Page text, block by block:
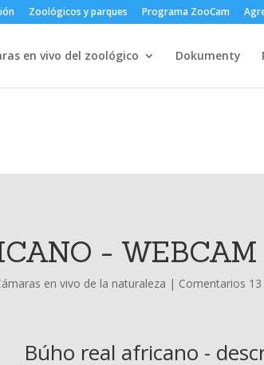
Zoológicos y parques Programa ZooCam
en vivo del zoológico Dokumenty
- WEBCAM
en vivo de la naturaleza | Comentarios 13
Búho real africano -